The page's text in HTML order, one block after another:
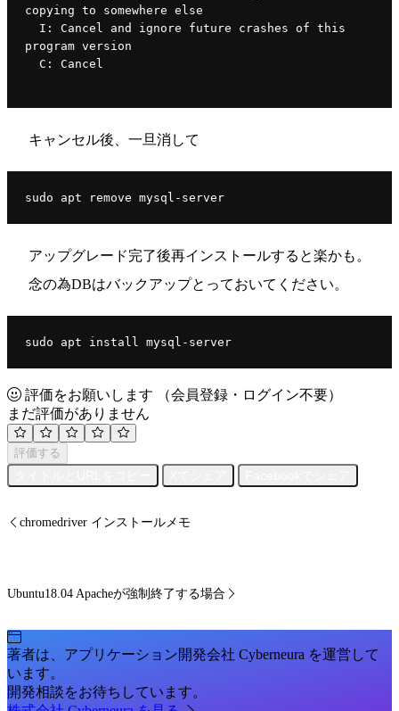
copying to somewhere else
I: Cancel and ignore future crashes of this
program version
C: Cancel
キャンセル後、一旦消して
sudo apt remove mysql-server
アップグレード完了後再インストールすると楽かも。
念の為DBはバックアップとっておいてください。
sudo apt install mysql-server
評価をお願いします
（会員登録・ログイン不要）
まだ評価がありません
評価する
chromedriver インストールメモ
Ubuntu18.04 Apacheが強制終了する場合
著者は、アプリケーション開発会社 Cyberneura を運営して
います。
開発相談をお待ちしています。